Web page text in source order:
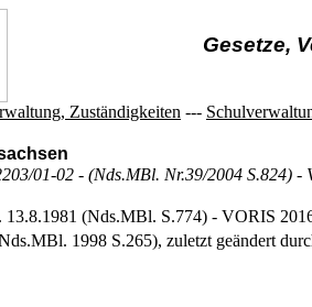
Gesetze,
Zuständigkeiten ---
01-02 - (Nds.MBl. Nr.39/2004 S.824) -
(Nds.MBl. S.774) - VORIS
1998 S.265), zuletzt geändert